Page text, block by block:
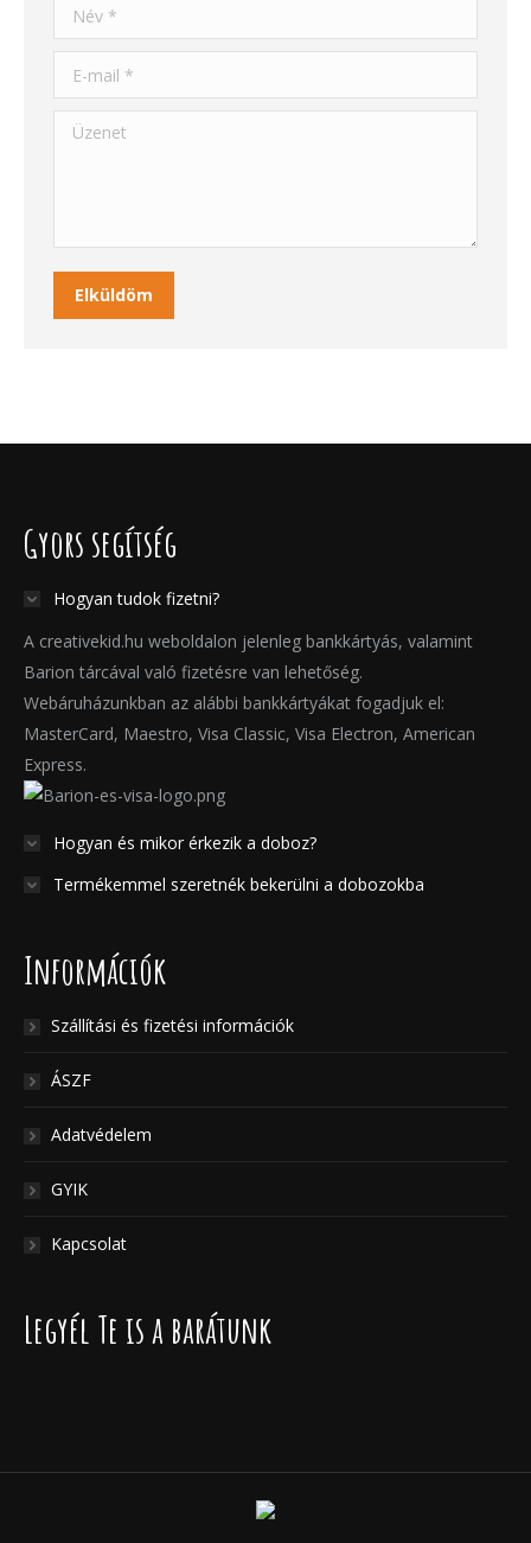
Név *
E-mail *
Üzenet
Elküldöm
Gyors segítség
Hogyan tudok fizetni?
A creativekid.hu weboldalon jelenleg bankkártyás, valamint
Barion tárcával való fizetésre van lehetőség.
Webáruházunkban az alábbi bankkártyákat fogadjuk el:
MasterCard, Maestro, Visa Classic, Visa Electron, American
Express.
Hogyan és mikor érkezik a doboz?
Termékemmel szeretnék bekerülni a dobozokba
Információk
Szállítási és fizetési információk
ÁSZF
Adatvédelem
GYIK
Kapcsolat
Legyél Te is a barátunk